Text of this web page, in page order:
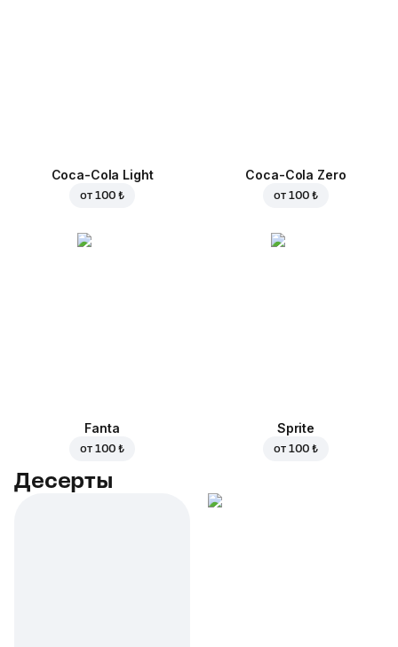
Coca-Cola Light
от 100 ₺
Coca-Cola Zero
от 100 ₺
Fanta
от 100 ₺
Sprite
от 100 ₺
Десерты